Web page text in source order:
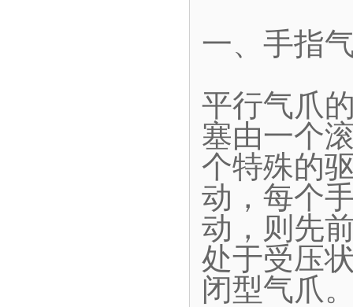
一、手指
平行气爪
塞由一个
个特殊的
动，每个
动，则先
处于受压
闭型气爪